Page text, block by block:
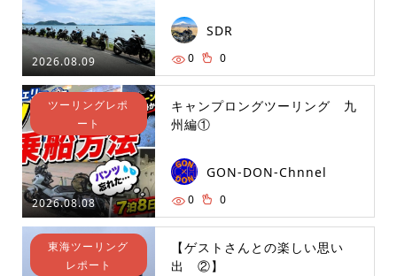
2026.08.09
SDR
0 0
2026.08.08
ツーリングレポ
ート
キャンプロングツーリング 九
州編①
GON-DON-Chnnel
0 0
東海ツーリング
レポート
【ゲストさんとの楽しい思い
出 ②】